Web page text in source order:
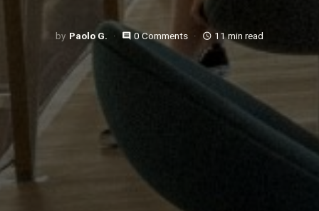
Paolo G. comment 0 Comments access_time 11 min read